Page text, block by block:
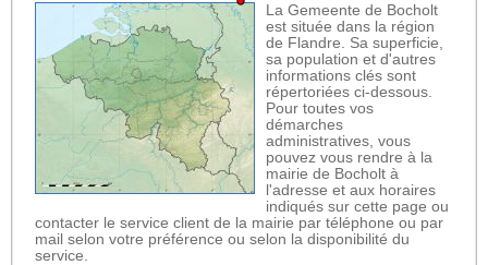
La Gemeente de Bocholt
est située dans la région
de Flandre. Sa superficie,
sa population et d'autres
informations clés sont
répertoriées ci-dessous.
Pour toutes vos
démarches
administratives, vous
pouvez vous rendre à la
mairie de Bocholt à
l'adresse et aux horaires
indiqués sur cette page ou
contacter le service client de la mairie par téléphone ou par
mail selon votre préférence ou selon la disponibilité du
service.